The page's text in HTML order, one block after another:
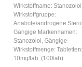
Wirkstoffname:
Wirkstoffgruppe:
Anabole/androgene
Gängige Markennamen:
Stanozolol, Gängige
Wirkstoffmenge: Tabletten:
10mg/tab. (100tab)